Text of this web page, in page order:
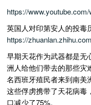
https://
英国人对印第安人的投毒
https://
早期天花作为武器都是无
洲人给他们带去的那些灾
名西班牙殖民者来到南美
这些俘虏携带了天花病毒
口减少了75%。